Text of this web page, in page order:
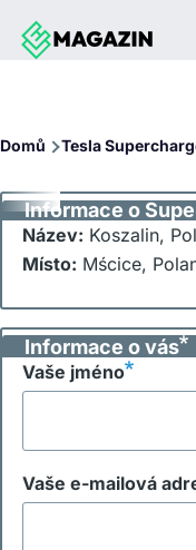
Přejít k hlavnímu
Domů Tesla
Informace o
Název: Koszalin,
Místo: Mścice,
Informace o vás
Vaše jméno
Vaše e-mailová